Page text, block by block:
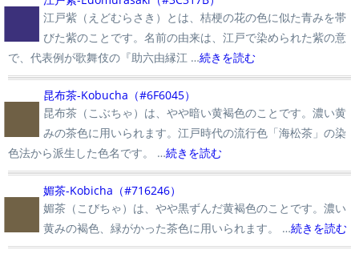
江戸紫（えどむらさき）とは、桔梗の花の色に似た青みを帯
びた紫のことです。名前の由来は、江戸で染められた紫の意
で、代表例が歌舞伎の『助六由縁江 …続きを読む
■昆布茶-Kobucha（#6F6045）
昆布茶（こぶちゃ）は、やや暗い黄褐色のことです。濃い黄
みの茶色に用いられます。江戸時代の流行色「海松茶」の染
色法から派生した色名です。 …続きを読む
■媚茶-Kobicha（#716246）
媚茶（こびちゃ）は、やや黒ずんだ黄褐色のことです。濃い
黄みの褐色、緑がかった茶色に用いられます。 …続きを読む